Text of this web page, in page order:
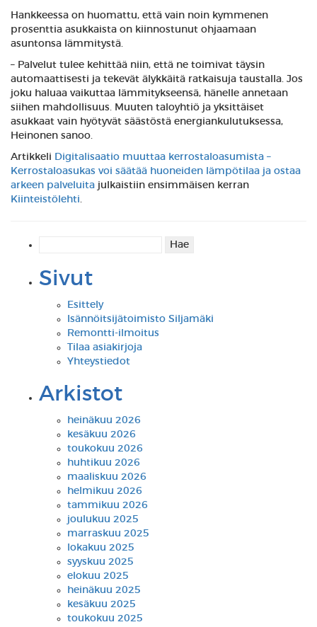
Hankkeessa on huomattu, että vain noin kymmenen
prosenttia asukkaista on kiinnostunut ohjaamaan
asuntonsa lämmitystä.
– Palvelut tulee kehittää niin, että ne toimivat täysin
automaattisesti ja tekevät älykkäitä ratkaisuja taustalla. Jos
joku haluaa vaikuttaa lämmitykseensä, hänelle annetaan
siihen mahdollisuus. Muuten taloyhtiö ja yksittäiset
asukkaat vain hyötyvät säästöstä energiankulutuksessa,
Heinonen sanoo.
Artikkeli Digitalisaatio muuttaa kerrostaloasumista –
Kerrostaloasukas voi säätää huoneiden lämpötilaa ja ostaa
arkeen palveluita julkaistiin ensimmäisen kerran
Kiinteistölehti.
Sivut
Esittely
Isännöitsijätoimisto Siljamäki
Remontti-ilmoitus
Tilaa asiakirjoja
Yhteystiedot
Arkistot
heinäkuu 2026
kesäkuu 2026
toukokuu 2026
huhtikuu 2026
maaliskuu 2026
helmikuu 2026
tammikuu 2026
joulukuu 2025
marraskuu 2025
lokakuu 2025
syyskuu 2025
elokuu 2025
heinäkuu 2025
kesäkuu 2025
toukokuu 2025